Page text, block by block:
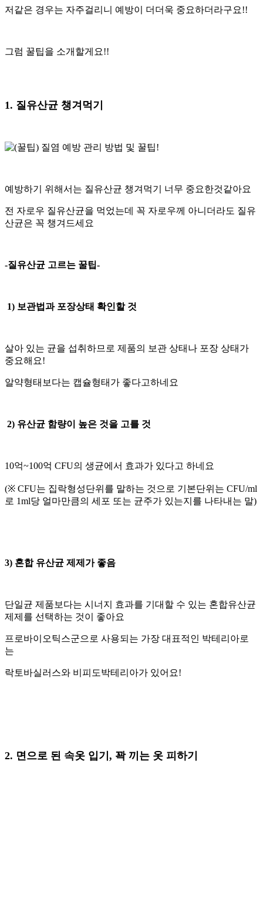
저같은 경우는 자주걸리니 예방이 더더욱 중요하더라구요!!
그럼 꿀팁을 소개할게요!!
1. 질유산균 챙겨먹기
예방하기 위해서는 질유산균 챙겨먹기 너무 중요한것같아요
전 자로우 질유산균을 먹었는데 꼭 자로우께 아니더라도 질유
산균은 꼭 챙겨드세요
-질유산균 고르는 꿀팁-
1) 보관법과 포장상태 확인할 것
살아 있는 균을 섭취하므로 제품의 보관 상태나 포장 상태가
중요해요!
알약형태보다는 캡슐형태가 좋다고하네요
2) 유산균 함량이 높은 것을 고를 것
10억~100억 CFU의 생균에서 효과가 있다고 하네요
(※ CFU는 집락형성단위를 말하는 것으로 기본단위는 CFU/ml
로 1ml당 얼마만큼의 세포 또는 균주가 있는지를 나타내는 말)
3) 혼합 유산균 제제가 좋음
단일균 제품보다는 시너지 효과를 기대할 수 있는 혼합유산균
제제를 선택하는 것이 좋아요
프로바이오틱스군으로 사용되는 가장 대표적인 박테리아로
는
락토바실러스와 비피도박테리아가 있어요!
2. 면으로 된 속옷 입기, 꽉 끼는 옷 피하기